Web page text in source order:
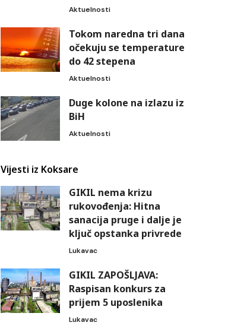
Aktuelnosti
Tokom naredna tri dana
očekuju se temperature
do 42 stepena
Aktuelnosti
Duge kolone na izlazu iz
BiH
Aktuelnosti
Vijesti iz Koksare
GIKIL nema krizu
rukovođenja: Hitna
sanacija pruge i dalje je
ključ opstanka privrede
Lukavac
GIKIL ZAPOŠLJAVA:
Raspisan konkurs za
prijem 5 uposlenika
Lukavac